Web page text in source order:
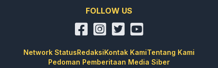
FOLLOW US
Network StatusRedaksiKontak KamiTentang Kami
Pedoman Pemberitaan Media Siber